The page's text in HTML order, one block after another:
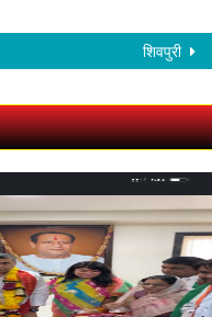
शिवपुरी